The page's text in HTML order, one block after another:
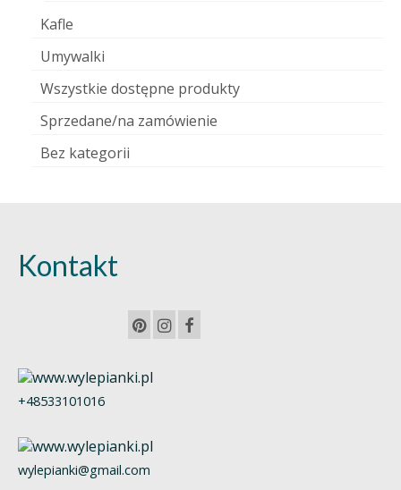
Kafle
Umywalki
Wszystkie dostępne produkty
Sprzedane/na zamówienie
Bez kategorii
Kontakt
+48533101016
wylepianki@gmail.com